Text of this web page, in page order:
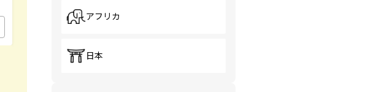
アフリカ
日本